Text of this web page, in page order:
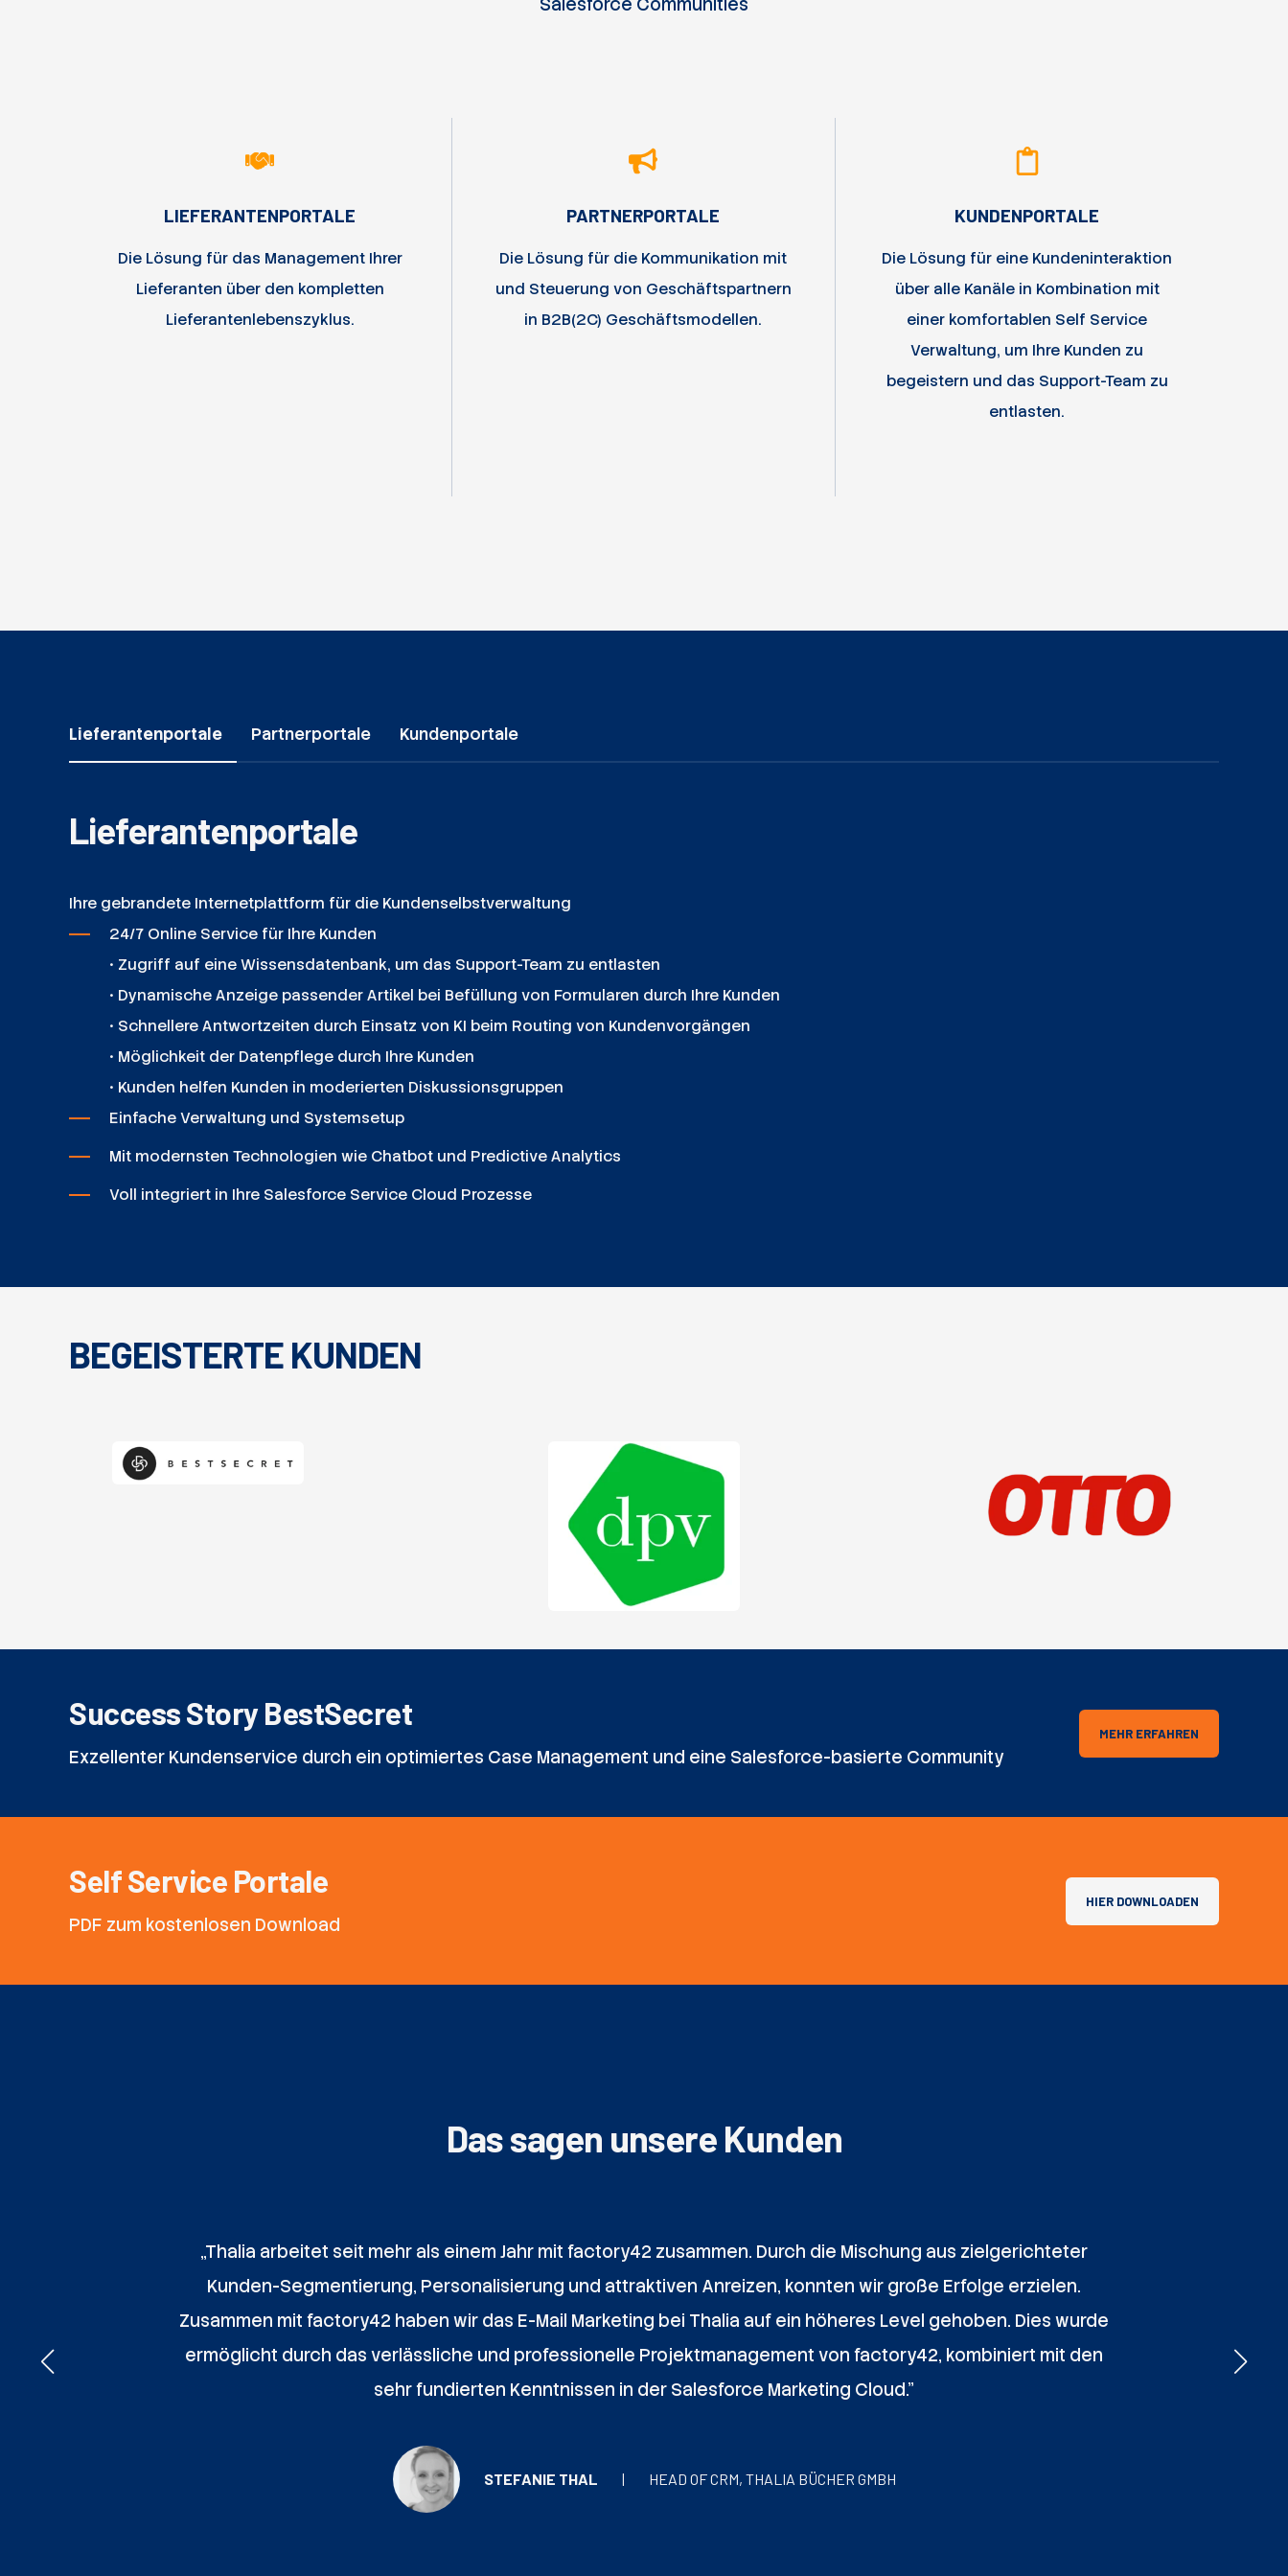
LIEFERANTENPORTALE
Die Lösung für das Management Ihrer
Lieferanten über den kompletten
Lieferantenlebenszyklus.
PARTNERPORTALE
Die Lösung für die Kommunikation mit
und Steuerung von Geschäftspartnern
in B2B(2C) Geschäftsmodellen.
KUNDENPORTALE
Die Lösung für eine Kundeninteraktion
über alle Kanäle in Kombination mit
einer komfortablen Self Service
Verwaltung, um Ihre Kunden zu
begeistern und das Support-Team zu
entlasten.
Lieferantenportale Partnerportale Kundenportale
Lieferantenportale
Ihre gebrandete Internetplattform für die Kundenselbstverwaltung
24/7 Online Service für Ihre Kunden
• Zugriff auf eine Wissensdatenbank, um das Support-Team zu entlasten
• Dynamische Anzeige passender Artikel bei Befüllung von Formularen durch Ihre Kunden
• Schnellere Antwortzeiten durch Einsatz von KI beim Routing von Kundenvorgängen
• Möglichkeit der Datenpflege durch Ihre Kunden
• Kunden helfen Kunden in moderierten Diskussionsgruppen
Einfache Verwaltung und Systemsetup
Mit modernsten Technologien wie Chatbot und Predictive Analytics
Voll integriert in Ihre Salesforce Service Cloud Prozesse
BEGEISTERTE KUNDEN
Success Story BestSecret
Exzellenter Kundenservice durch ein optimiertes Case Management und eine Salesforce-basierte Community
MEHR ERFAHREN
Self Service Portale
PDF zum kostenlosen Download
HIER DOWNLOADEN
Das sagen unsere Kunden
„Thalia arbeitet seit mehr als einem Jahr mit factory42 zusammen. Durch die Mischung aus zielgerichteter
Kunden-Segmentierung, Personalisierung und attraktiven Anreizen, konnten wir große Erfolge erzielen.
Zusammen mit factory42 haben wir das E-Mail Marketing bei Thalia auf ein höheres Level gehoben. Dies wurde
ermöglicht durch das verlässliche und professionelle Projektmanagement von factory42, kombiniert mit den
sehr fundierten Kenntnissen in der Salesforce Marketing Cloud.”
STEFANIE THAL HEAD OF CRM, THALIA BÜCHER GMBH